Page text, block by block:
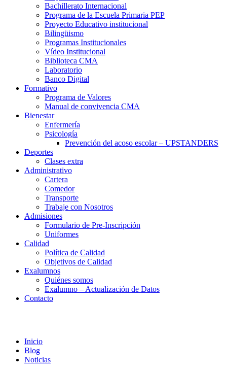
Bachillerato Internacional
Programa de la Escuela Primaria PEP
Proyecto Educativo institucional
Bilingüismo
Programas Institucionales
Vídeo Institucional
Biblioteca CMA
Laboratorio
Banco Digital
Formativo
Programa de Valores
Manual de convivencia CMA
Bienestar
Enfermería
Psicología
Prevención del acoso escolar – UPSTANDERS
Deportes
Clases extra
Administrativo
Cartera
Comedor
Transporte
Trabaje con Nosotros
Admisiones
Formulario de Pre-Inscripción
Uniformes
Calidad
Política de Calidad
Objetivos de Calidad
Exalumnos
Quiénes somos
Exalumno – Actualización de Datos
Contacto
Inicio
Blog
Noticias